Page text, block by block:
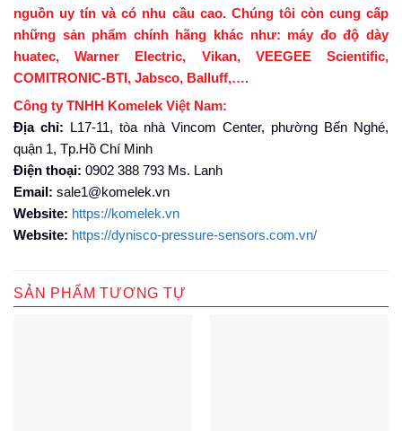
nguồn uy tín và có nhu cầu cao. Chúng tôi còn cung cấp
những sản phẩm chính hãng khác như: máy đo độ dày
huatec, Warner Electric, Vikan, VEEGEE Scientific,
COMITRONIC-BTI, Jabsco, Balluff,….
Công ty TNHH Komelek Việt Nam:
Địa chỉ: L17-11, tòa nhà Vincom Center, phường Bến Nghé,
quận 1, Tp.Hồ Chí Minh
Điện thoại: 0902 388 793 Ms. Lanh
Email: sale1@komelek.vn
Website: https://komelek.vn
Website: https://dynisco-pressure-sensors.com.vn/
SẢN PHẨM TƯƠNG TỰ